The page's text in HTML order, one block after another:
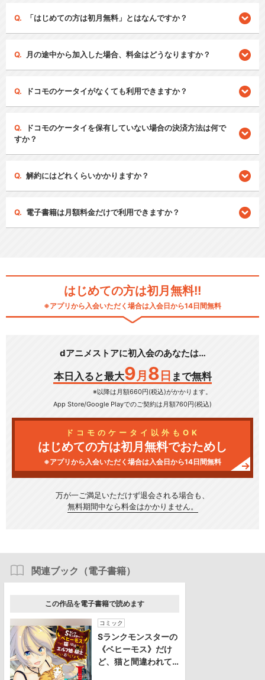
「はじめての方は初月無料」とはなんですか？
月の途中から加入した場合、料金はどうなりますか？
ドコモのケータイがなくても利用できますか？
ドコモのケータイを保有していない場合の決済方法は何で
すか？
解約にはどれくらいかかりますか？
電子書籍は月額料金だけで利用できますか？
はじめての方は初月無料!!
※アプリから入会いただく場合は入会日から14日間無料
dアニメストアに初入会のあなたは…
本日入ると最大9 月 8 日 まで無料
※以降は月額660円(税込)がかかります。
App Store/Google Playでのご契約は月額760円(税込)
ドコモのケータイ以外もOK
はじめての方は初月無料でおためし
※アプリから入会いただく場合は入会日から14日間無料
万が一ご満足いただけず退会される場合も、
無料期間中なら料金はかかりません。
関連ブック（電子書籍）
この作品を電子書籍で読めます
コミック
Sランクモンスターの
《ベヒーモス》だけ
ど、猫と間違われて